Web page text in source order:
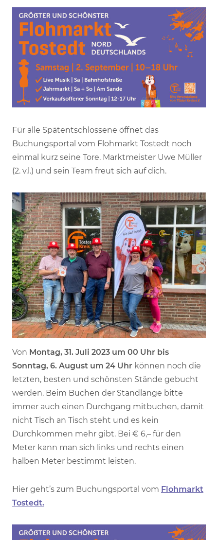
Für alle Spätentschlossene öffnet das
Buchungsportal vom Flohmarkt Tostedt noch
einmal kurz seine Tore. Marktmeister Uwe Müller
(2. v.l.) und sein Team freut sich auf dich.
Von Montag, 31. Juli 2023 um 00 Uhr bis
Sonntag, 6. August um 24 Uhr können noch die
letzten, besten und schönsten Stände gebucht
werden. Beim Buchen der Standlänge bitte
immer auch einen Durchgang mitbuchen, damit
nicht Tisch an Tisch steht und es kein
Durchkommen mehr gibt. Bei € 6,– für den
Meter kann man sich links und rechts einen
halben Meter bestimmt leisten.
Hier geht’s zum Buchungsportal vom Flohmarkt
Tostedt.